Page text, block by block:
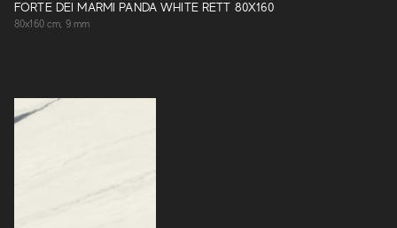
FORTE DEI MARMI PANDA WHITE RETT 80X160
80x160 cm, 9 mm